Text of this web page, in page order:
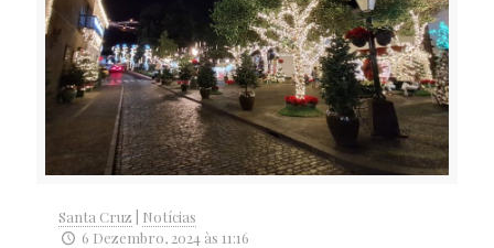
Santa Cruz
Notícias
6 Dezembro, 2024 às 11:16